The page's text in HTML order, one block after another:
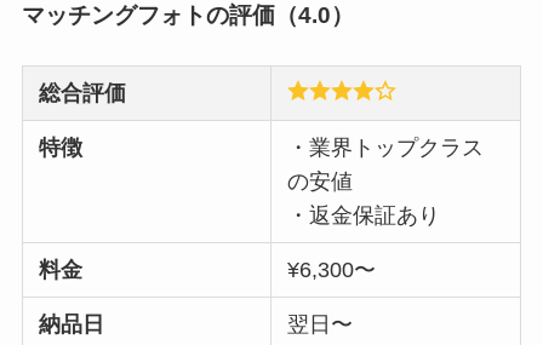
マッチングフォトの評価（4.0）
総合評価
特徴
・業界トップクラス
の安値
・返金保証あり
料金 ¥6,300〜
納品日 翌日〜